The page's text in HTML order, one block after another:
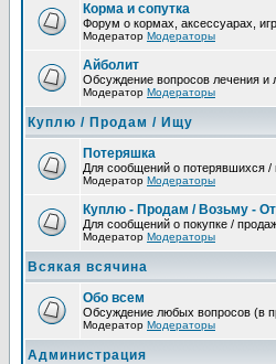
Корма и сопутка
Форум о кормах, аксессуарах,
Модератор Модераторы
Айболит
Обсуждение вопросов лечения и
Модератор Модераторы
Куплю / Продам / Ищу
Потеряшка
Для сообщений о потерявшихся /
Модератор Модераторы
Куплю - Продам / Возьму -
Для сообщений о покупке /
Модератор Модераторы
Всякая всячина
Обо всем
Обсуждение любых вопросов (в
Модератор Модераторы
Администрация